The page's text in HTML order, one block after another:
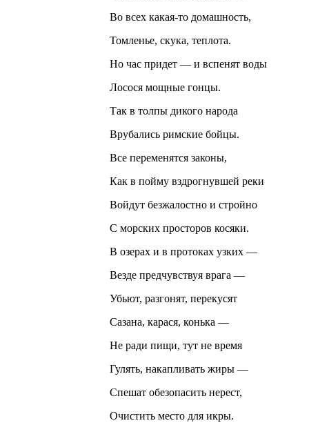
Во всех какая-то домашность,
Томленье, скука, теплота.
Но час придет — и вспенят воды
Лосося мощные гонцы.
Так в толпы дикого народа
Врубались римские бойцы.
Все переменятся законы,
Как в пойму вздрогнувшей реки
Войдут безжалостно и стройно
С морских просторов косяки.
В озерах и в протоках узких —
Везде предчувствуя врага —
Убьют, разгонят, перекусят
Сазана, карася, конька —
Не ради пищи, тут не время
Гулять, накапливать жиры —
Спешат обезопасить нерест,
Очистить место для икры.